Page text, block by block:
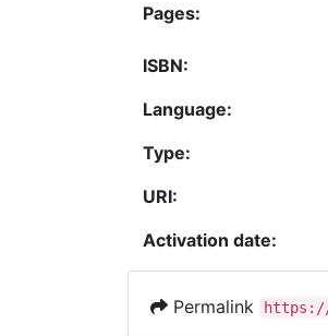
Pages:
ISBN:
Language:
Type:
URI:
Activation date:
Permalink https://